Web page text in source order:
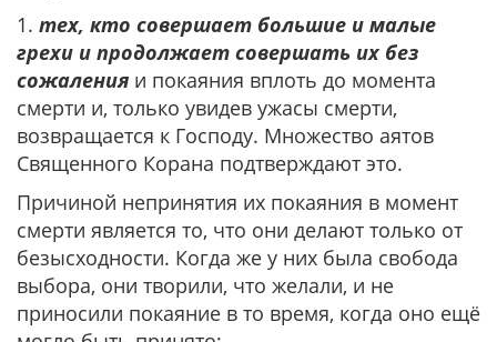
1. тех, кто совершает большие и малые
грехи и продолжает совершать их без
сожаления и покаяния вплоть до момента
смерти и, только увидев ужасы смерти,
возвращается к Господу. Множество аятов
Священного Корана подтверждают это.
Причиной непринятия их покаяния в момент
смерти является то, что они делают только от
безысходности. Когда же у них была свобода
выбора, они творили, что желали, и не
приносили покаяние в то время, когда оно ещё